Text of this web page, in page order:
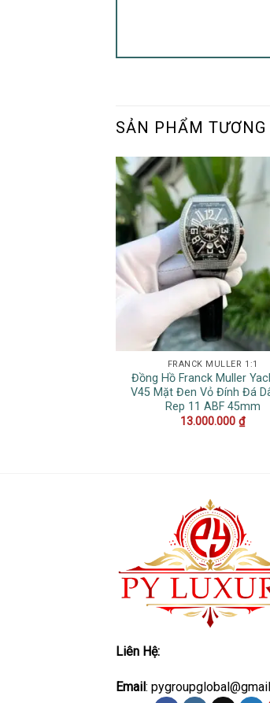
SẢN PHẨM TƯƠNG
FRANCK MULLER 1:1
Đồng Hồ Franck Muller
V45 Mặt Đen Vỏ Đính Đá
Rep 11 ABF 45mm
13.000.000₫
Liên Hệ:
Email :